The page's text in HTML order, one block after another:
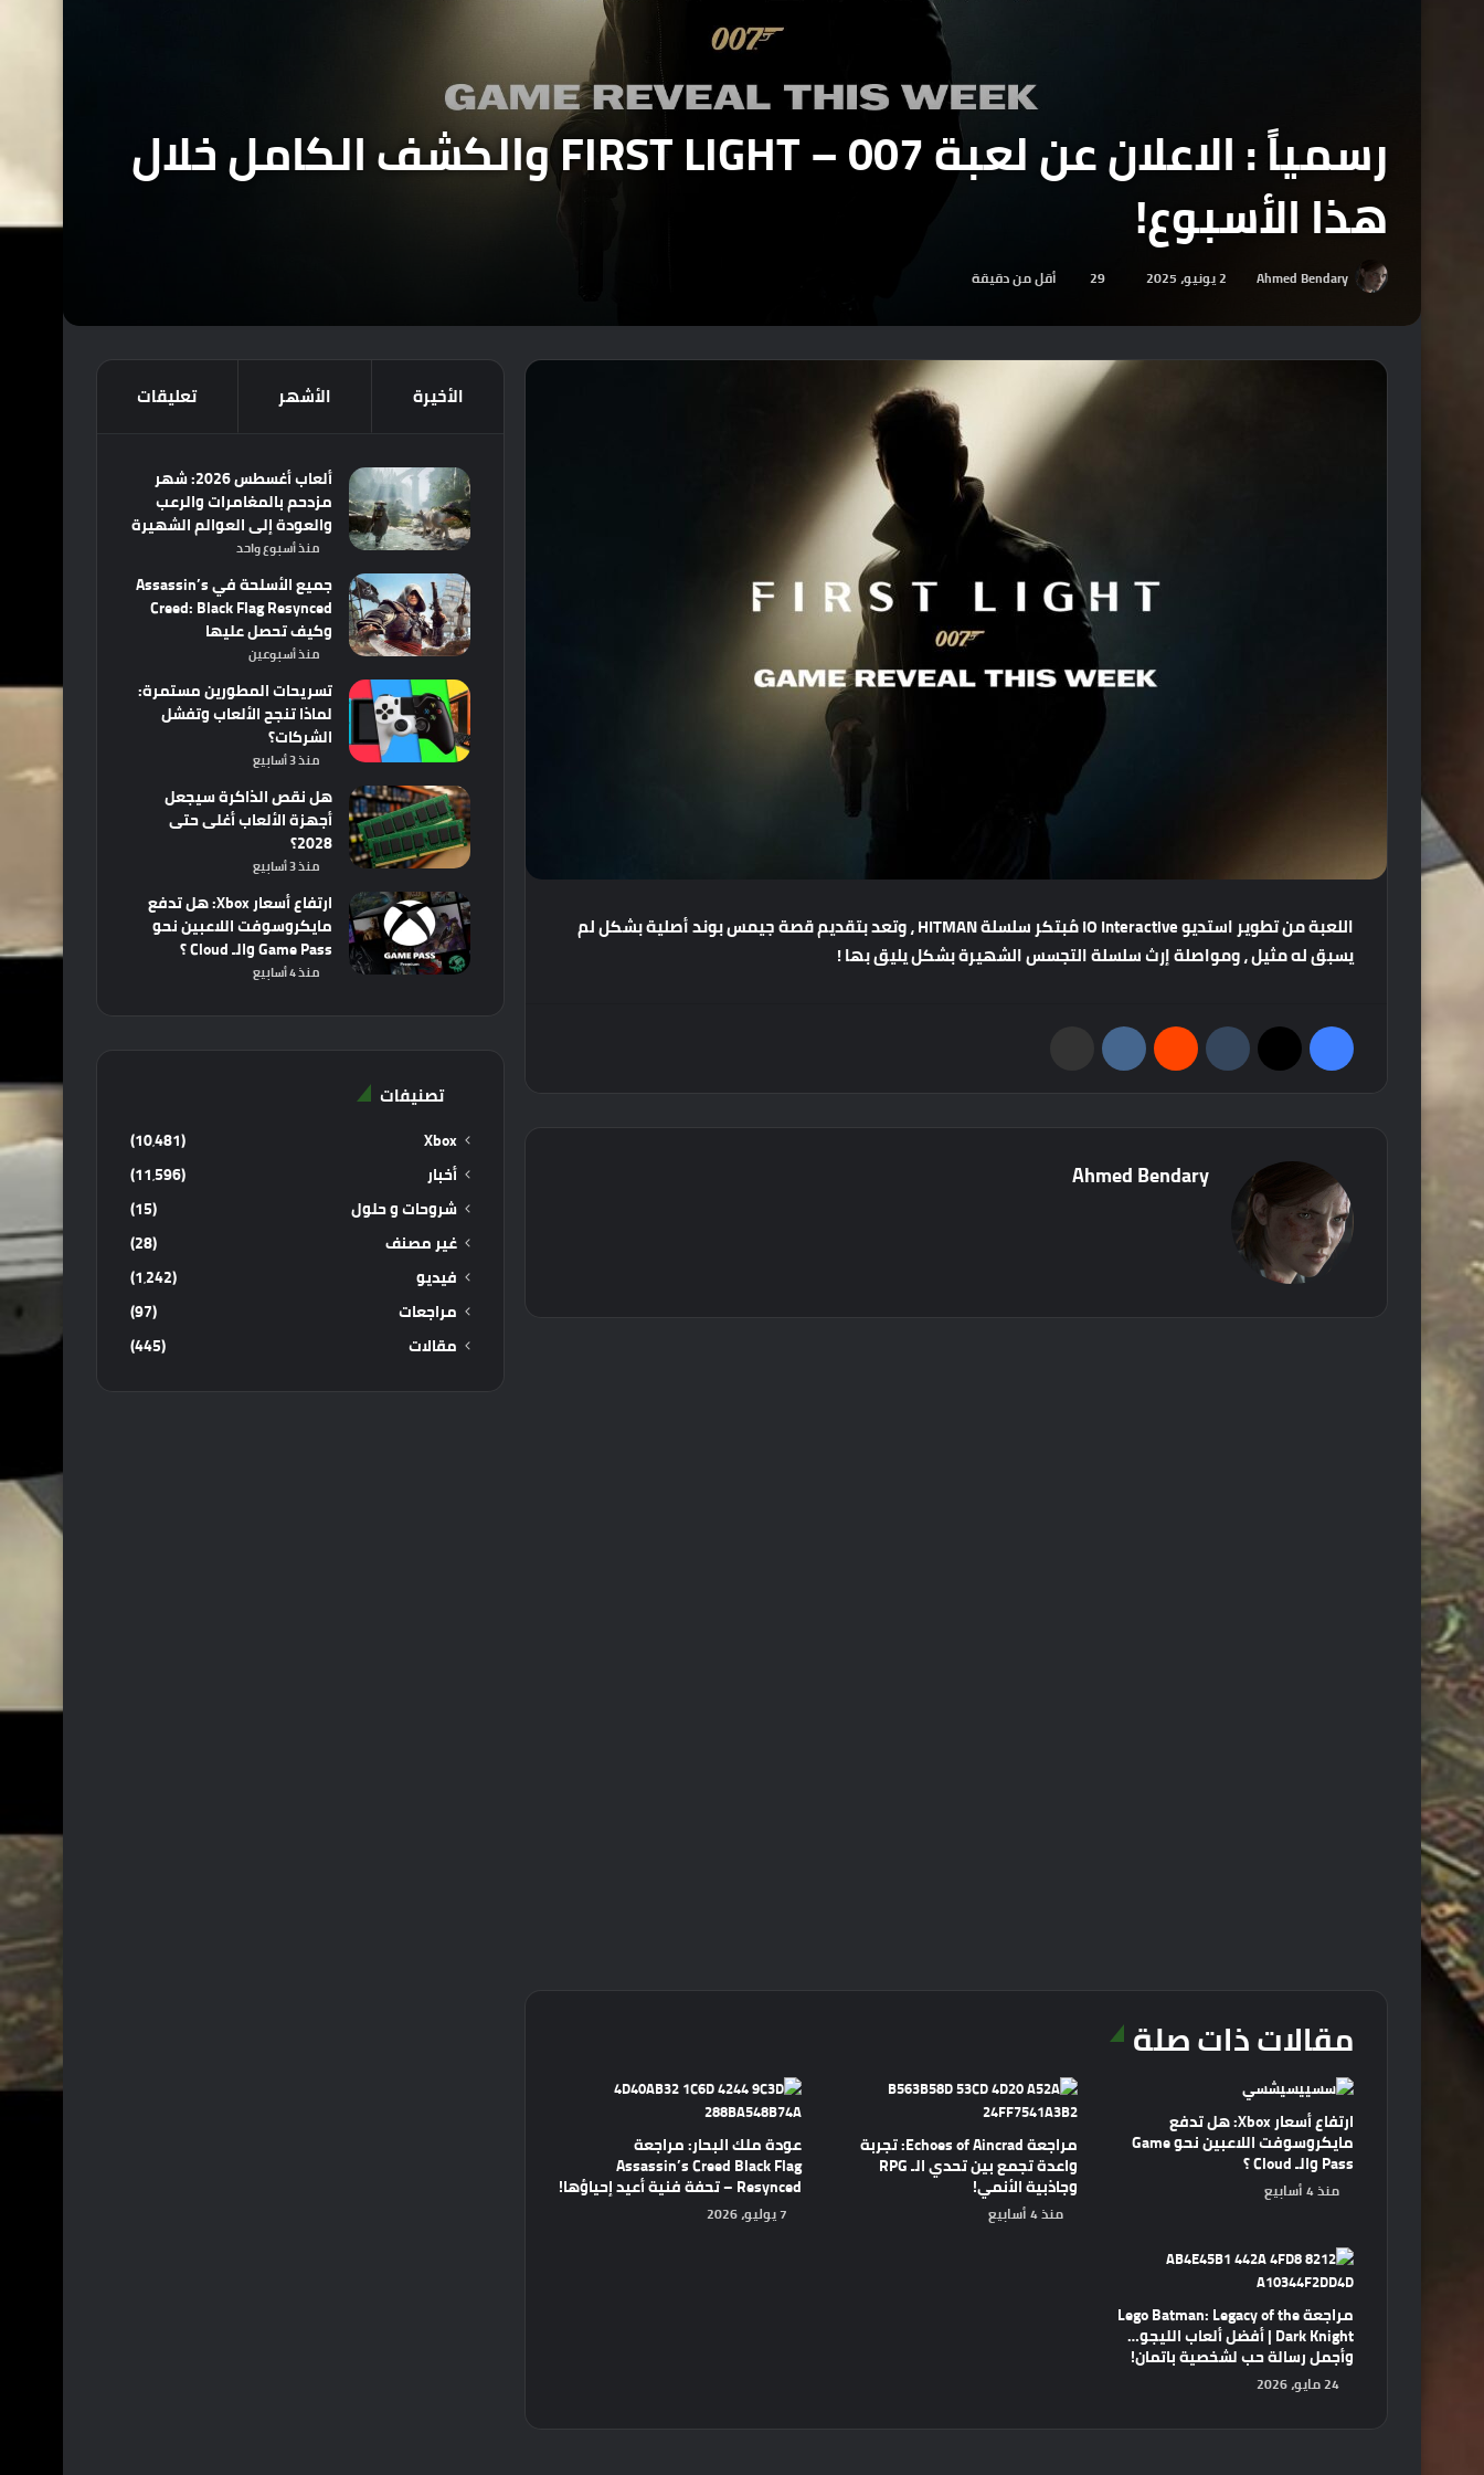
رسمياً : الاعلان عن لعبة 007 – FIRST LIGHT والكشف الكامل خلال
هذا الأسبوع!
Ahmed Bendary 2 يونيو، 2025 29 أقل من دقيقة
اللعبةمنتطويراستديوIO Interactiveمُبتكرسلسلة ،وتعدبتقديمقصةجيمسبوندأصليةبشكللم
يسبقلهمثيل،ومواصلةإرثسلسلةالتجسسالشهيرةبشكليليقبها!
Ahmed Bendary
مقالات ذات صلة
ارتفاع أسعار Xbox: هل تدفع
مايكروسوفت اللاعبين نحو Game
Pass والـ Cloud ؟
منذ 4 أسابيع
مراجعة Echoes of Aincrad: تجربة
واعدة تجمع بين تحدي الـ RPG
وجاذبية الأنمي!
منذ 4 أسابيع
عودة ملك البحار: مراجعة
Assassin’s Creed Black Flag
Resynced – تحفة فنية أعيد إحياؤها!
7 يوليو، 2026
مراجعة Lego Batman: Legacy of the
Dark Knight | أفضل ألعاب الليجو…
وأجمل رسالة حب لشخصية باتمان!
24 مايو، 2026
الأخيرة الأشهر تعليقات
ألعاب أغسطس 2026: شهر
مزدحم بالمغامرات والرعب
والعودة إلى العوالم الشهيرة
منذ أسبوع واحد
جميع الأسلحة في Assassin’s
Creed: Black Flag Resynced
وكيف تحصل عليها
منذ أسبوعين
تسريحات المطورين مستمرة:
لماذا تنجح الألعاب وتفشل
الشركات؟
منذ 3 أسابيع
هل نقص الذاكرة سيجعل
أجهزة الألعاب أغلى حتى
2028؟
منذ 3 أسابيع
ارتفاع أسعار Xbox: هل تدفع
مايكروسوفت اللاعبين نحو
Game Pass والـ Cloud ؟
منذ 4 أسابيع
تصنيفات
Xbox
(10٬481)
أخبار
(11٬596)
شروحات و حلول
(15)
غير مصنف
(28)
فيديو
(1٬242)
مراجعات
(97)
مقالات
(445)